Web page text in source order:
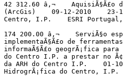
42 312.60 â‚¬    AquisiÃ§Ã£o
(ArcGis)    09-12-2010    23-
Centro, I.P.    ESRI Portugal,
174 200.00 â‚¬    ServiÃ§o
implementaÃ§Ã£o de
informaÃ§Ã£o geogrÃ¡fica
do Centro I.P. a prestar no
da ARH do Centro I.P.    01-
HidrogrÃ¡fica do Centro, I.P.